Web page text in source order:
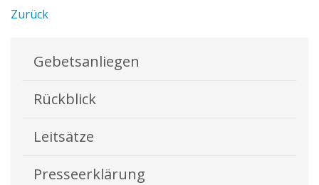
Zurück
Gebetsanliegen
Rückblick
Leitsätze
Presseerklärung